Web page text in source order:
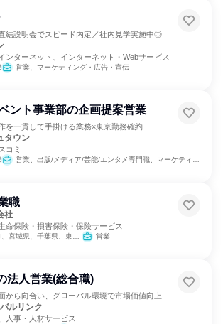
結説明会でスピード内定／社内見学実施中◎
ンターネット、インターネット・Webサービス
営業、マーケティング・広告・宣伝
ント事業部の企画提案営業
を一貫して手掛ける業務×東京勤務確約
タウン
コミ
営業、出版/メディア/芸能/エンタメ専門職、マーケティング・広告・宣伝
職
社
命保険・損害保険・保険サービス
、東京都、神奈川県、愛知県、京都府、大阪府、兵庫県、広島県、福岡県 営業
法人営業(総合職)
から向合い、グローバル環境で市場価値向上
ルリンク
人事・人材サービス